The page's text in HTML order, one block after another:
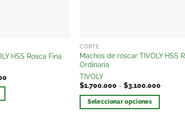
HSS Rosca Fina
CORTE
Machos de roscar TIVOLY HSS
Ordinaria
TIVOLY
$1.700.000 - $3.100.000
Seleccionar opciones